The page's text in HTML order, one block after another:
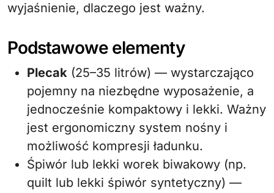
wyjaśnienie, dlaczego jest ważny.
Podstawowe elementy
Plecak (25–35 litrów) — wystarczająco
pojemny na niezbędne wyposażenie, a
jednocześnie kompaktowy i lekki. Ważny
jest ergonomiczny system nośny i
możliwość kompresji ładunku.
Śpiwór lub lekki worek biwakowy (np.
quilt lub lekki śpiwór syntetyczny) —